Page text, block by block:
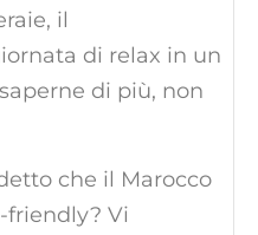
il
di relax in un
di più, non
che il Marocco
friendly? Vi